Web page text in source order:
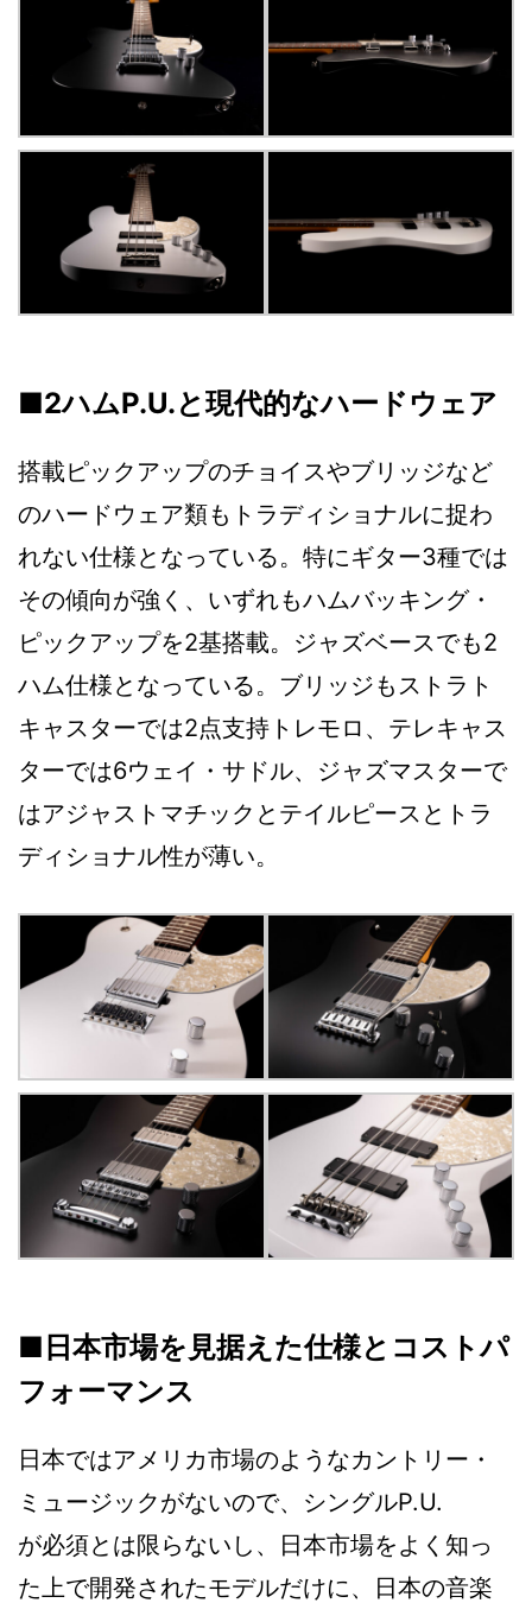
■2ハムP.U.と現代的なハードウェア
搭載ピックアップのチョイスやブリッジなど
のハードウェア類もトラディショナルに捉わ
れない仕様となっている。特にギター3種では
その傾向が強く、いずれもハムバッキング・
ピックアップを2基搭載。ジャズベースでも2
ハム仕様となっている。ブリッジもストラト
キャスターでは2点支持トレモロ、テレキャス
ターでは6ウェイ・サドル、ジャズマスターで
はアジャストマチックとテイルピースとトラ
ディショナル性が薄い。
■日本市場を見据えた仕様とコストパ
フォーマンス
日本ではアメリカ市場のようなカントリー・
ミュージックがないので、シングルP.U.
が必須とは限らないし、日本市場をよく知っ
た上で開発されたモデルだけに、日本の音楽